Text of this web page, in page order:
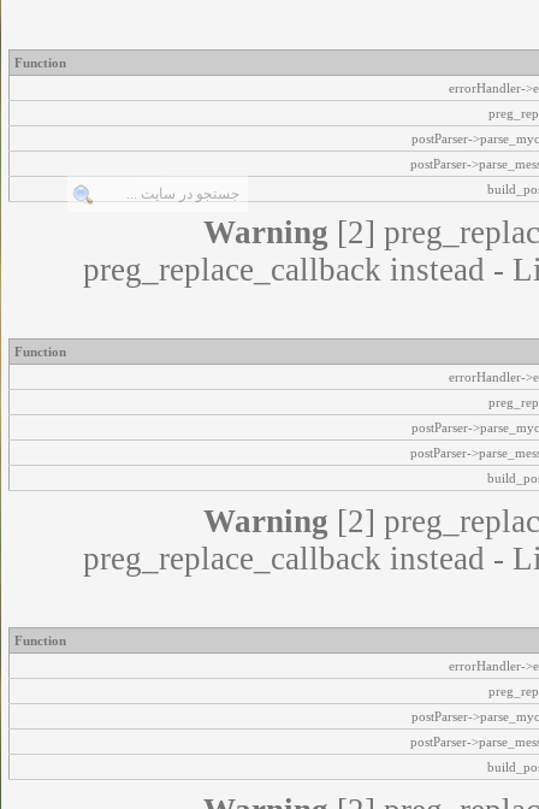
Function
errorHandler-
postParser-
postParser-
Warning [2]
preg_replace_callback instead -
Function
errorHandler-
postParser-
postParser-
Warning [2]
preg_replace_callback instead -
Function
errorHandler-
postParser-
postParser-